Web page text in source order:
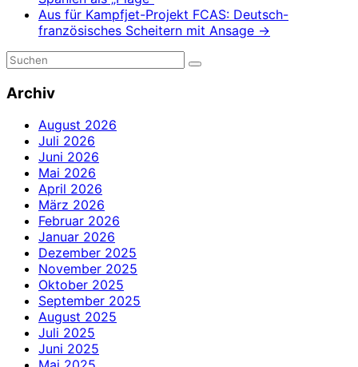
Aus für Kampfjet-Projekt FCAS: Deutsch-
französisches Scheitern mit Ansage →
Archiv
August 2026
Juli 2026
Juni 2026
Mai 2026
April 2026
März 2026
Februar 2026
Januar 2026
Dezember 2025
November 2025
Oktober 2025
September 2025
August 2025
Juli 2025
Juni 2025